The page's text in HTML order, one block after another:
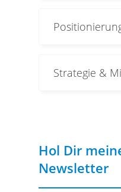
Strategie &
Hol Dir
Newsletter